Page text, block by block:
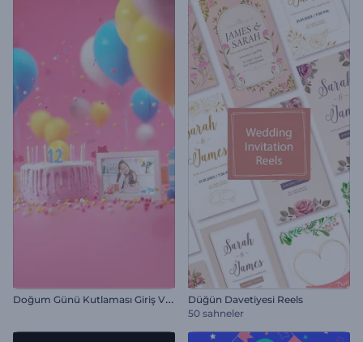
D
oğum Günü Kutlaması Giriş Videosu
Düğün Davetiyesi Reels
50 sahneler